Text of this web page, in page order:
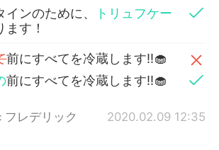
インのために、
トリュフケー
ます！
前にすべてを冷蔵します‼︎🧁
前にすべてを冷蔵します‼︎🧁
レデリック 2020.02.09 12:35